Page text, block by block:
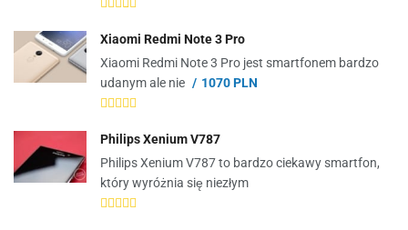
Xiaomi Redmi Note 3 Pro
Xiaomi Redmi Note 3 Pro jest smartfonem bardzo
udanym ale nie
1070 PLN
Philips Xenium V787
Philips Xenium V787 to bardzo ciekawy smartfon,
który wyróżnia się niezłym